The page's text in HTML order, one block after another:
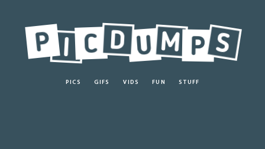
PICS GIFS VIDS FUN STUFF